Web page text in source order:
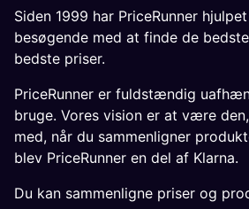
Siden 1999 har PriceRunner
besøgende med at finde de
bedste priser.
PriceRunner er fuldstændig
bruge. Vores vision er at være
med, når du sammenligner
blev PriceRunner en del af Klarna.
Du kan sammenligne priser og